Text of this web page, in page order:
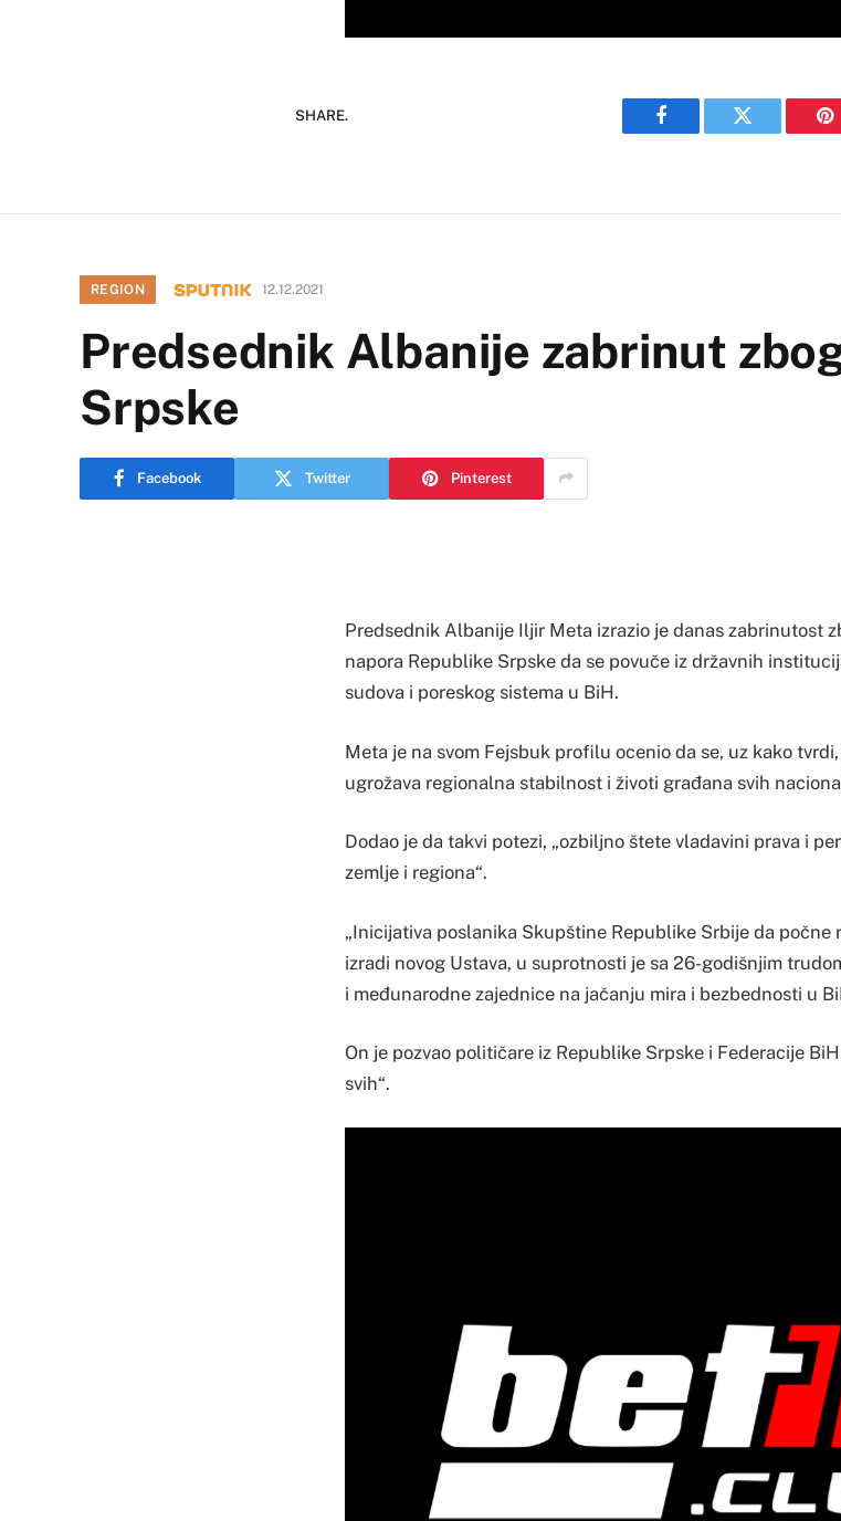
SHARE.
Facebook Twitter
REGION 12.12.2021
Predsednik Albanije zabrinut
Srpske
Facebook Twitter Pinterest
Predsednik Albanije Iljir Meta izrazio je danas zabrinutost
napora Republike Srpske da se povuče iz državnih
sudova i poreskog sistema u BiH.
Meta je na svom Fejsbuk profilu ocenio da se, uz kako
ugrožava regionalna stabilnost i životi građana svih
Dodao je da takvi potezi, „ozbiljno štete vladavini prava i
zemlje i regiona“.
„Inicijativa poslanika Skupštine Republike Srbije da
izradi novog Ustava, u suprotnosti je sa 26-godišnjim
i međunarodne zajednice na jačanju mira i bezbednosti u
On je pozvao političare iz Republike Srpske i Federacije
svih“.